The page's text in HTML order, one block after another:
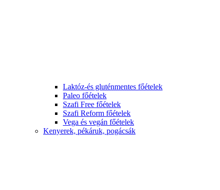
Laktóz-és gluténmentes főételek
Paleo főételek
Szafi Free főételek
Szafi Reform főételek
Vega és vegán főételek
Kenyerek, pékáruk, pogácsák